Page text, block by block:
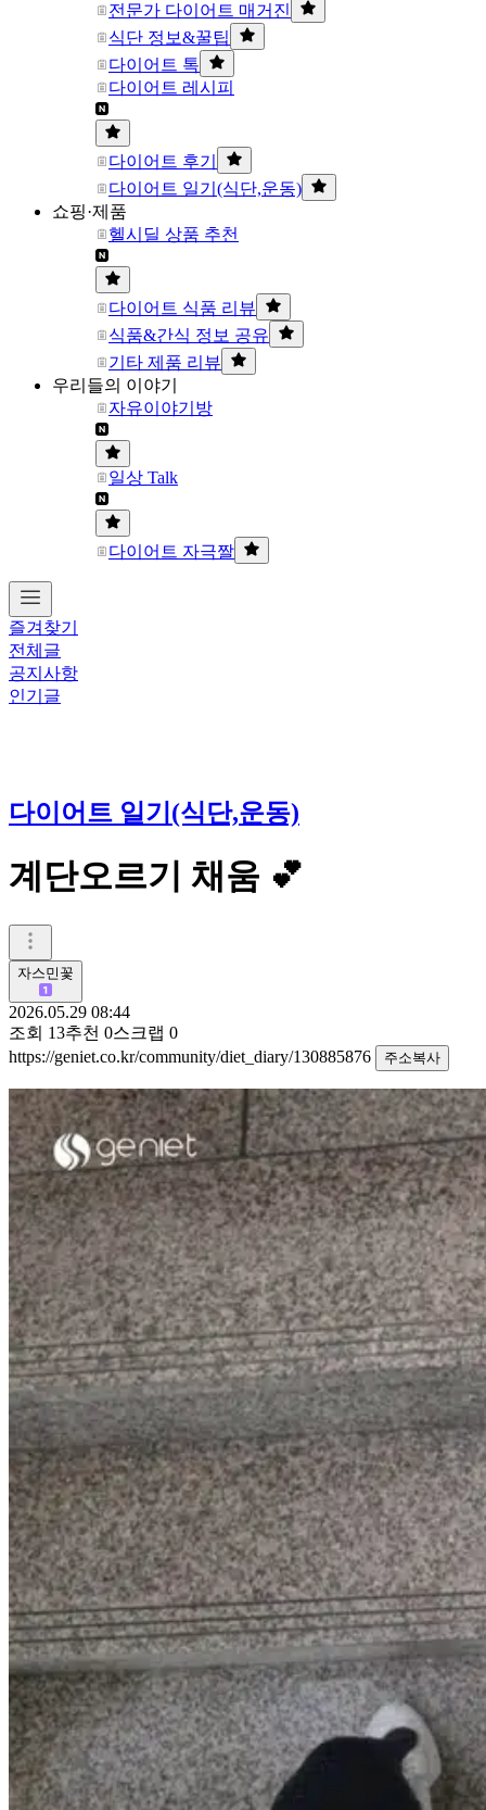
전문가 다이어트 매거진
식단 정보&꿀팁
다이어트 톡
다이어트 레시피
다이어트 후기
다이어트 일기(식단,운동)
쇼핑·제품
헬시딜 상품 추천
다이어트 식품 리뷰
식품&간식 정보 공유
기타 제품 리뷰
우리들의 이야기
자유이야기방
일상 Talk
다이어트 자극짤
즐겨찾기
전체글
공지사항
인기글
다이어트 일기(식단,운동)
계단오르기 채움 💕
자스민꽃
2026.05.29 08:44
조회 13추천 0스크랩 0
https://geniet.co.kr/community/diet_diary/130885876
주소복사